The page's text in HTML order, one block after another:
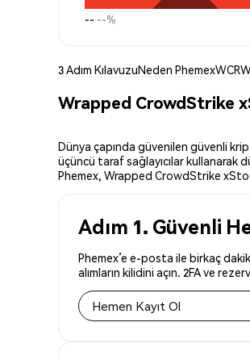
-- --%
3 Adım KılavuzuNeden Phemex
Wrapped CrowdStrike
Dünya çapında güvenilen güvenli
üçüncü taraf sağlayıcılar kullanarak
Phemex, Wrapped CrowdStrike
Adım 1. Güvenli
Phemex’e e-posta ile birkaç
alımların kilidini açın. 2FA ve
Hemen Kayıt Ol